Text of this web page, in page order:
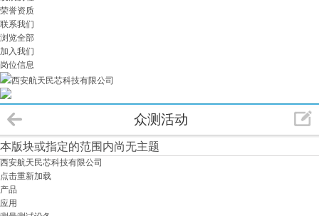
荣誉资质
联系我们
浏览全部
加入我们
岗位信息
西安航天民芯科技有限公司
众测活动
本版块或指定的范围内尚无主题
西安航天民芯科技有限公司
点击重新加载
产品
应用